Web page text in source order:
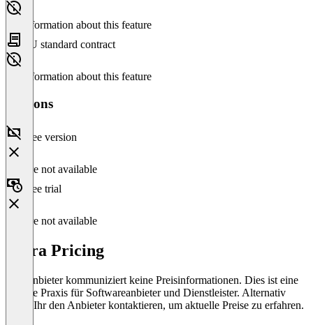
No information about this feature
EU standard contract
No information about this feature
Versions
Free version
Feature not available
Free trial
Feature not available
Mura Pricing
Der Anbieter kommuniziert keine Preisinformationen. Dies ist eine
übliche Praxis für Softwareanbieter und Dienstleister. Alternativ
könnt Ihr den Anbieter kontaktieren, um aktuelle Preise zu erfahren.